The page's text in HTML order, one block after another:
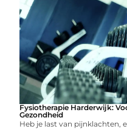
Fysiotherapie Harderwijk:
Gezondheid
Heb je last van pijnklachten,